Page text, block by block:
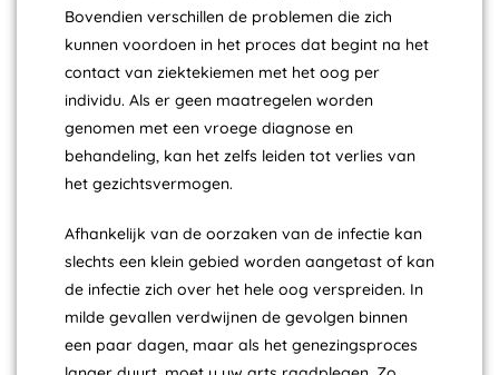
Bovendien verschillen de problemen die zich
kunnen voordoen in het proces dat begint na het
contact van ziektekiemen met het oog per
individu. Als er geen maatregelen worden
genomen met een vroege diagnose en
behandeling, kan het zelfs leiden tot verlies van
het gezichtsvermogen.
Afhankelijk van de oorzaken van de infectie kan
slechts een klein gebied worden aangetast of kan
de infectie zich over het hele oog verspreiden. In
milde gevallen verdwijnen de gevolgen binnen
een paar dagen, maar als het genezingsproces